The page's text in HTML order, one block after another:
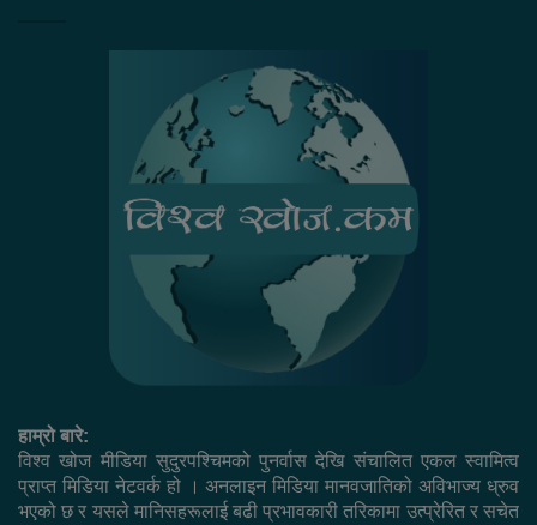
हाम्रो बारे:
विश्व खोज मीडिया सुदुरपश्चिमको पुनर्वास देखि संचालित एकल स्वामित्व
प्राप्त मिडिया नेटवर्क हो । अनलाइन मिडिया मानवजातिको अविभाज्य ध्रुव
भएको छ र यसले मानिसहरूलाई बढी प्रभावकारी तरिकामा उत्प्रेरित र सचेत